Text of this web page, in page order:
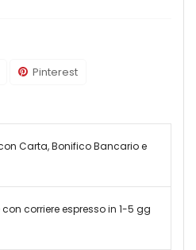
Pinterest
Carta, Bonifico Bancario e
corriere espresso in 1-5 gg